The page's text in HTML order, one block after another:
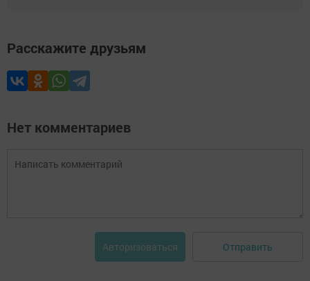
Расскажите друзьям
Нет комментариев
Авторизоваться Отправить